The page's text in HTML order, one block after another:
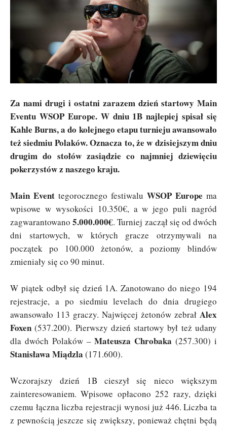
Za nami drugi i ostatni zarazem dzień startowy Main
Eventu WSOP Europe. W dniu 1B najlepiej spisał się
Kahle Burns, a do kolejnego etapu turnieju awansowało
też siedmiu Polaków. Oznacza to, że w dzisiejszym dniu
drugim do stołów zasiądzie co najmniej dziewięciu
pokerzystów z naszego kraju.
Main Event tegorocznego festiwalu WSOP Europe ma
wpisowe w wysokości 10.350€, a w jego puli nagród
zagwarantowano 5.000.000€. Turniej zaczął się od dwóch
dni startowych, w których gracze otrzymywali na
początek po 100.000 żetonów, a poziomy blindów
zmieniały się co 90 minut.
W piątek odbył się dzień 1A. Zanotowano do niego 194
rejestracje, a po siedmiu levelach do dnia drugiego
awansowało 113 graczy. Najwięcej żetonów zebrał Alex
Foxen (537.200). Pierwszy dzień startowy był też udany
dla dwóch Polaków –Mateusza Chrobaka (257.300) i
Stanisława Miądzla (171.600).
Wczorajszy dzień 1B cieszył się nieco większym
zainteresowaniem. Wpisowe opłacono 252 razy, dzięki
czemu łączna liczba rejestracji wynosi już 446. Liczba ta
z pewnością jeszcze się zwiększy, ponieważ chętni będą